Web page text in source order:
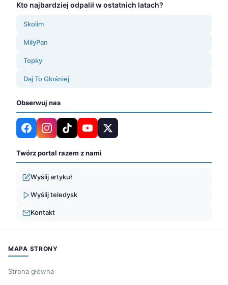
Kto najbardziej odpalił w ostatnich latach?
Skolim
MiłyPan
Topky
Daj To Głośniej
Obserwuj nas
Twórz portal razem z nami
Wyślij artykuł
Wyślij teledysk
Kontakt
MAPA STRONY
Strona główna